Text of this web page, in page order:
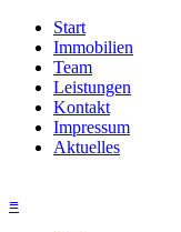
Start
Immobilien
Team
Leistungen
Kontakt
Impressum
Aktuelles
≡